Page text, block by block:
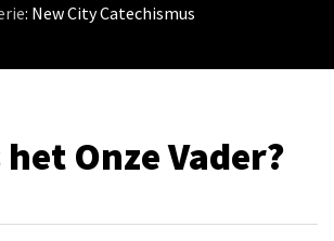
: New City Catechismus
Onze Vader?